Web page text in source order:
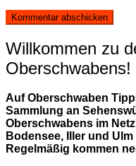
Willkommen zu
Oberschwabens!
Auf Oberschwaben
Sammlung an
Oberschwabens im
Bodensee, Iller und
Regelmäßig kommen